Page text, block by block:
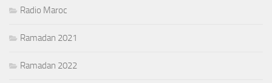
Radio Maroc
Ramadan 2021
Ramadan 2022